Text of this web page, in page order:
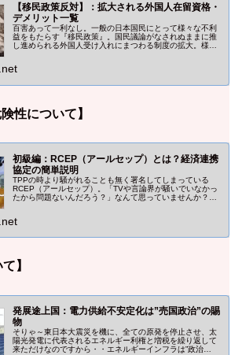
【移民政策反対】：拡大される外国人在留資格・
デメリット一覧
百害あって一利なし。一般の日本国民にとって様々な不利
益をもたらす『移民政策』。国民議論がなされぬままに推
し進められる外国人受け入れにまつわる制度の拡大。様々
性について】
初級編：RCEP（アールセップ）とは？経済連携
協定の簡単説明
TPPの時より騒がれることも無く署名してしまっている
RCEP（アールセップ）。「TVや言論界が騒いでいなかっ
たから問題ないんだろう？」なんて思っていませんか？経
】
発展途上国：電力供給不安定化は”売国政治”の賜
物
そりゃ～東日本大震災を機に、全ての原発を停止させ、太
陽光発電に代表されるエネルギー利権と増税を繰り返して
来ただけなのですから・・エネルギーインフラは”政治